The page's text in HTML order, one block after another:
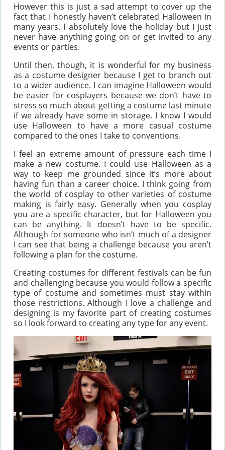
However this is just a sad attempt to cover up the
fact that I honestly haven’t celebrated Halloween in
many years. I absolutely love the holiday but I just
never have anything going on or get invited to any
events or parties.
Until then, though, it is wonderful for my business
as a costume designer because I get to branch out
to a wider audience. I can imagine Halloween would
be easier for cosplayers because we don’t have to
stress so much about getting a costume last minute
if we already have some in storage. I know I would
use Halloween to have a more casual costume
compared to the ones I take to conventions.
I feel an extreme amount of pressure each time I
make a new costume. I could use Halloween as a
way to keep me grounded since it’s more about
having fun than a career choice. I think going from
the world of cosplay to other varieties of costume
making is fairly easy. Generally when you cosplay
you are a specific character, but for Halloween you
can be anything. It doesn’t have to be specific.
Although for someone who isn’t much of a designer
I can see that being a challenge because you aren’t
following a plan for the costume.
Creating costumes for different festivals can be fun
and challenging because you would follow a specific
type of costume and sometimes must stay within
those restrictions. Although I love a challenge and
designing is my favorite part of creating costumes
so I look forward to creating any type for any event.